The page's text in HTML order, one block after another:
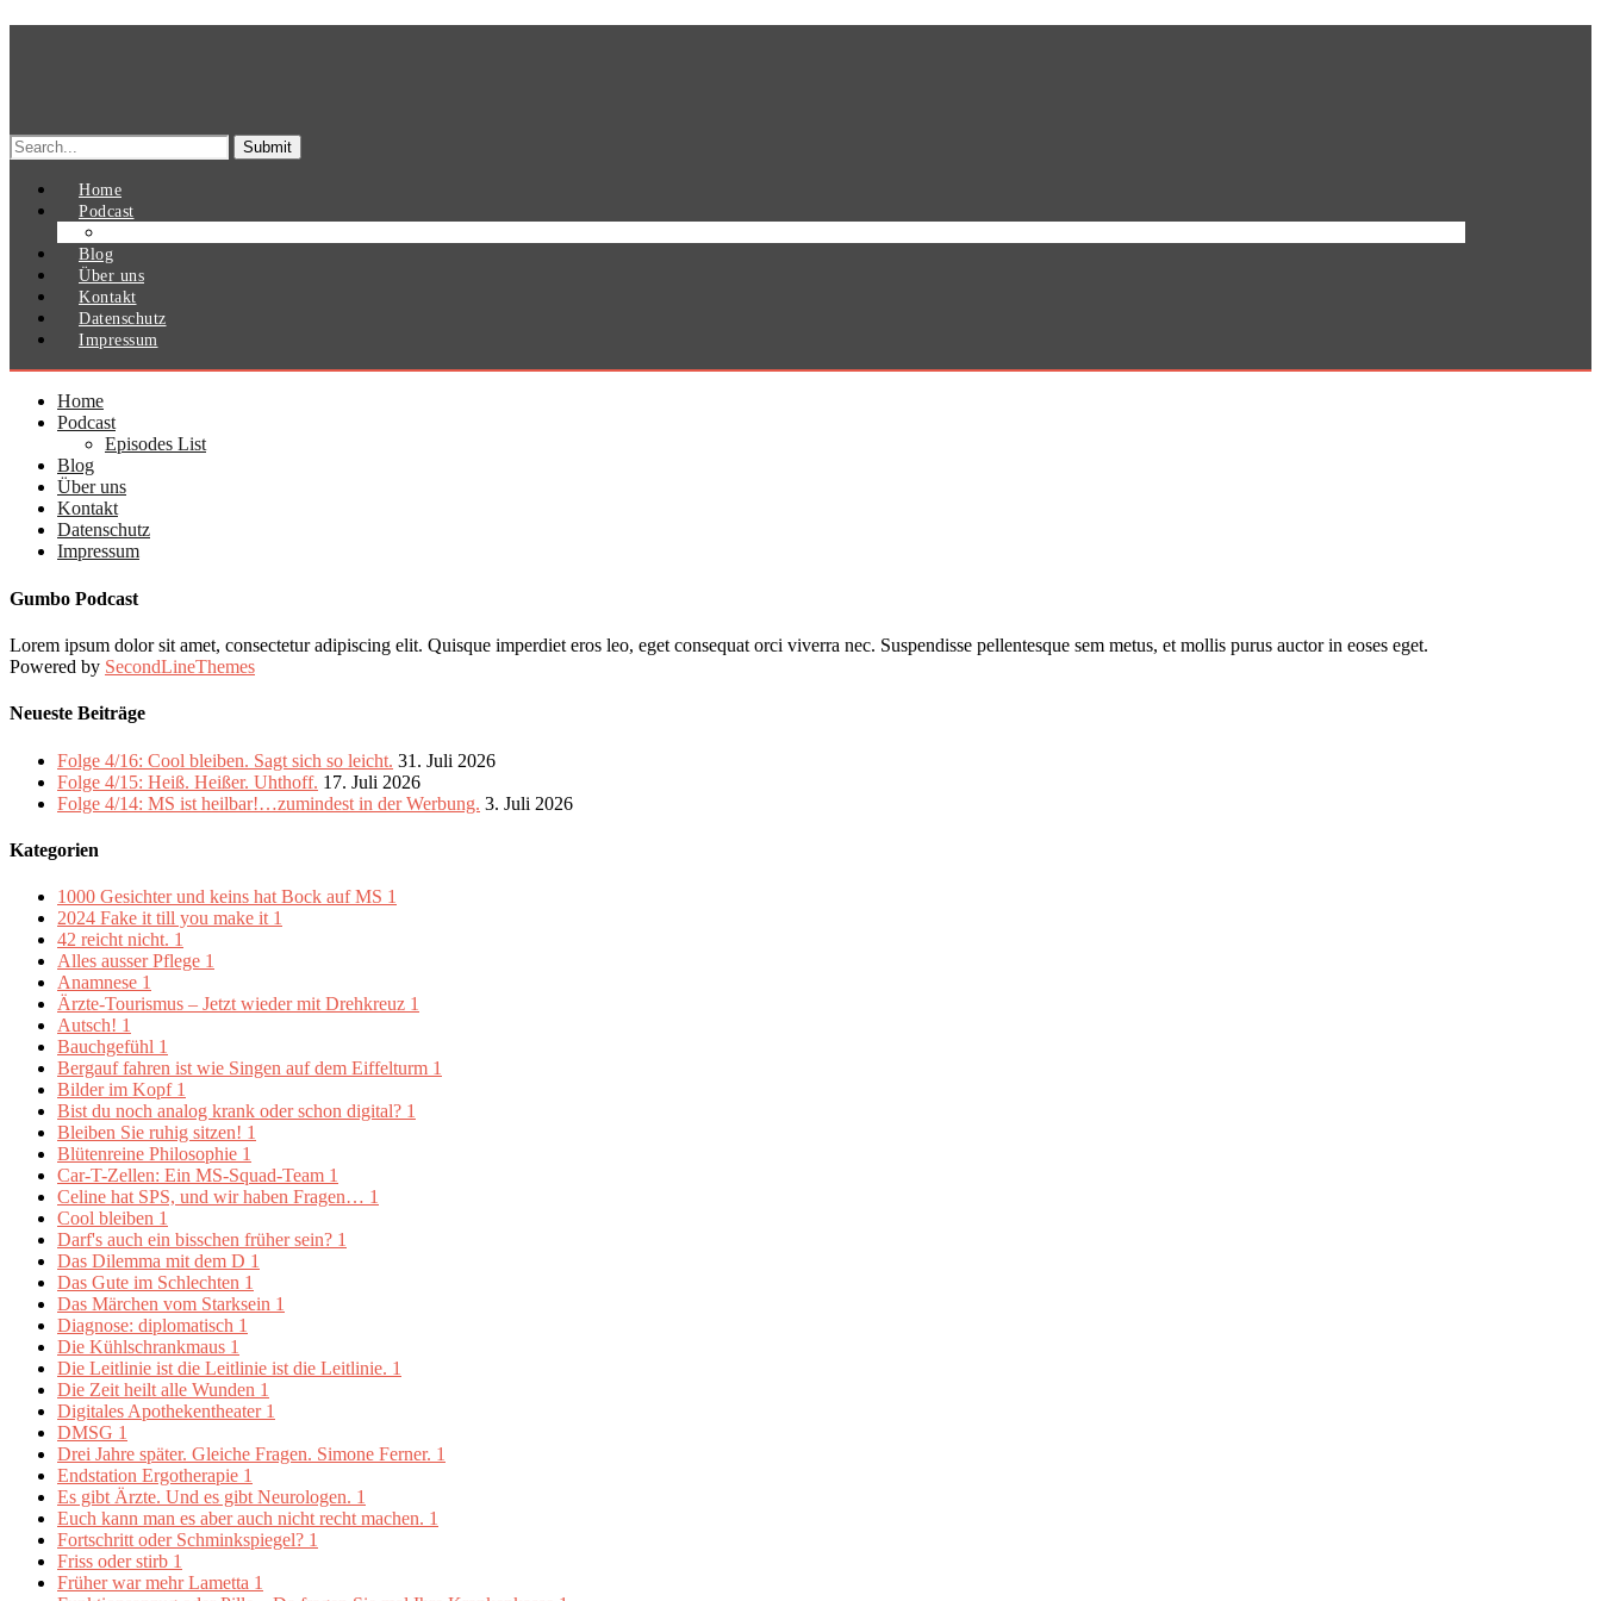
Search
for:
Home
Podcast
Blog
Über uns
Kontakt
Datenschutz
Impressum
Home
Podcast
Episodes List
Blog
Über uns
Kontakt
Datenschutz
Impressum
Gumbo Podcast
Lorem ipsum dolor sit amet, consectetur adipiscing elit. Quisque imperdiet eros leo, eget consequat orci viverra nec. Suspendisse pellentesque sem metus, et mollis purus auctor in eoses eget.
Powered by SecondLineThemes
Neueste Beiträge
Folge 4/16: Cool bleiben. Sagt sich so leicht. 31. Juli 2026
Folge 4/15: Heiß. Heißer. Uhthoff. 17. Juli 2026
Folge 4/14: MS ist heilbar!…zumindest in der Werbung. 3. Juli 2026
Kategorien
1000 Gesichter und keins hat Bock auf MS 1
2024 Fake it till you make it 1
42 reicht nicht. 1
Alles ausser Pflege 1
Anamnese 1
Ärzte-Tourismus – Jetzt wieder mit Drehkreuz 1
Autsch! 1
Bauchgefühl 1
Bergauf fahren ist wie Singen auf dem Eiffelturm 1
Bilder im Kopf 1
Bist du noch analog krank oder schon digital? 1
Bleiben Sie ruhig sitzen! 1
Blütenreine Philosophie 1
Car-T-Zellen: Ein MS-Squad-Team 1
Celine hat SPS, und wir haben Fragen… 1
Cool bleiben 1
Darf's auch ein bisschen früher sein? 1
Das Dilemma mit dem D 1
Das Gute im Schlechten 1
Das Märchen vom Starksein 1
Diagnose: diplomatisch 1
Die Kühlschrankmaus 1
Die Leitlinie ist die Leitlinie ist die Leitlinie. 1
Die Zeit heilt alle Wunden 1
Digitales Apothekentheater 1
DMSG 1
Drei Jahre später. Gleiche Fragen. Simone Ferner. 1
Endstation Ergotherapie 1
Es gibt Ärzte. Und es gibt Neurologen. 1
Euch kann man es aber auch nicht recht machen. 1
Fortschritt oder Schminkspiegel? 1
Friss oder stirb 1
Früher war mehr Lametta 1